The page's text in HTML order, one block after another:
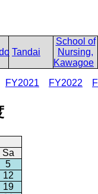
Tandai
School of
Nursing,
Kawagoe
FY2021 FY2022
Sa
5
12
19